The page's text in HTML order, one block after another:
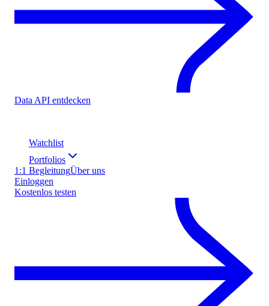
Data API entdecken
Watchlist
Portfolios
1:1 BegleitungÜber uns
Einloggen
Kostenlos testen